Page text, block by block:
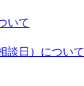
いて
談日）について